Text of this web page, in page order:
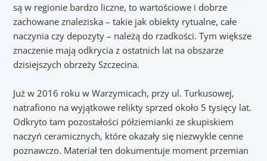
są w regionie bardzo liczne, to wartościowe i dobrze
zachowane znaleziska – takie jak obiekty rytualne, całe
naczynia czy depozyty – należą do rzadkości. Tym większe
znaczenie mają odkrycia z ostatnich lat na obszarze
dzisiejszych obrzeży Szczecina.
Już w 2016 roku w Warzymicach, przy ul. Turkusowej,
natrafiono na wyjątkowe relikty sprzed około 5 tysięcy lat.
Odkryto tam pozostałości półziemianki ze skupiskiem
naczyń ceramicznych, które okazały się niezwykle cenne
poznawczo. Materiał ten dokumentuje moment przemian